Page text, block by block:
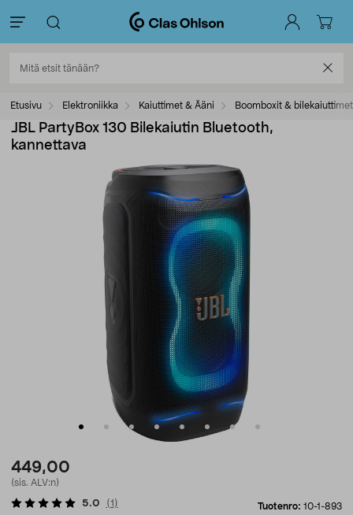
Etusivu Elektroniikka Kaiuttimet & Ääni Boomboxit & bilekaiuttimet
JBL PartyBox 130 Bilekaiutin Bluetooth,
kannettava
449,00
(sis. ALV:n)
Tuotenro: 10-1-893
5.0 (1 )